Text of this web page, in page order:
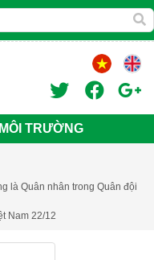
TRƯỜNG
là Quân nhân trong Quân đội
Nam 22/12